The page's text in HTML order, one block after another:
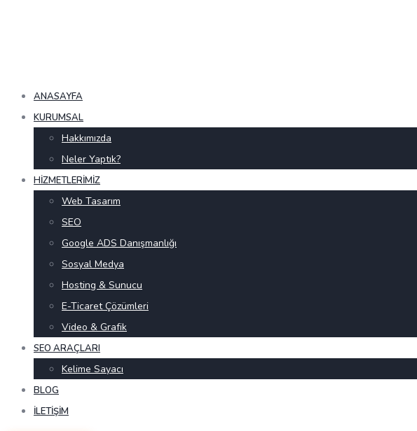
ANASAYFA
KURUMSAL
Hakkımızda
Neler Yaptık?
HIZMETLERIMIZ
Web Tasarım
SEO
Google ADS Danışmanlığı
Sosyal Medya
Hosting & Sunucu
E-Ticaret Çözümleri
Video & Grafik
SEO ARAÇLARI
Kelime Sayacı
BLOG
İLETIŞIM